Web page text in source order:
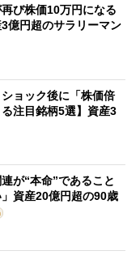
再び株価10万円になる
億円超のサラリーマン
ショック後に「株価倍
注目銘柄5選】資産3
連が“本命”であること
資産20億円超の90歳